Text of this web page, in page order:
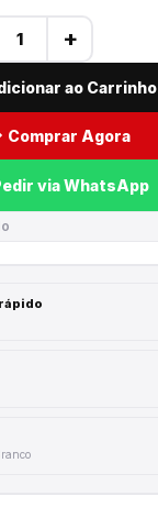
+
ao Carrinho
Comprar Agora
via WhatsApp